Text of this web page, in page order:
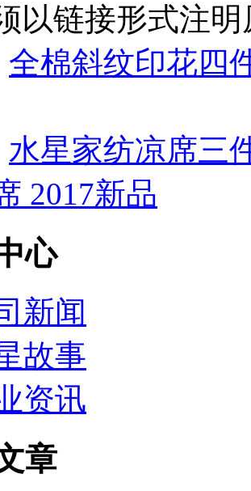
以链接形式注
全棉斜纹印花四
水星家纺凉席三
2017新品
心
新闻
故事
资讯
章